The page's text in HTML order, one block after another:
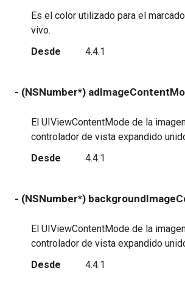
Es el color utilizado para el
vivo.
Desde
4.4.1
- (NSNumber*)
El UIViewContentMode de la
controlador de vista expandido
Desde
4.4.1
- (NSNumber*)
El UIViewContentMode de la
controlador de vista expandido
Desde
4.4.1